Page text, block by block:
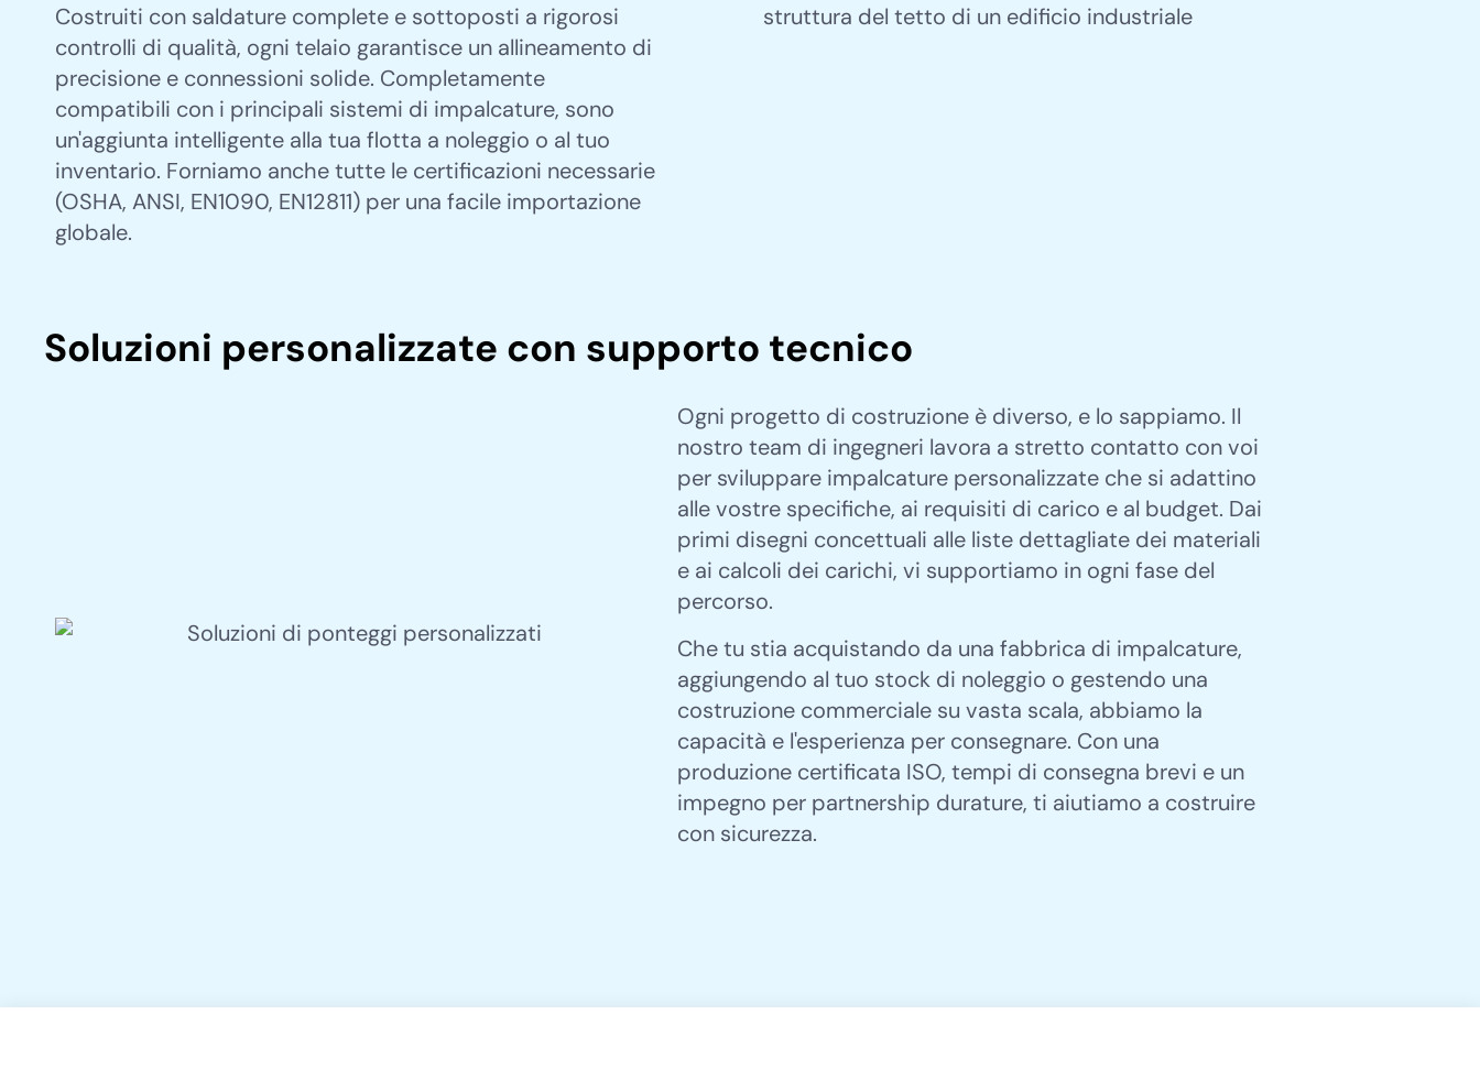
Costruiti con saldature complete e sottoposti a rigorosi
controlli di qualità, ogni telaio garantisce un allineamento di
precisione e connessioni solide. Completamente
compatibili con i principali sistemi di impalcature, sono
un'aggiunta intelligente alla tua flotta a noleggio o al tuo
inventario. Forniamo anche tutte le certificazioni necessarie
(OSHA, ANSI, EN1090, EN12811) per una facile importazione
globale.
Soluzioni personalizzate con supporto tecnico
Ogni progetto di costruzione è diverso, e lo sappiamo. Il
nostro team di ingegneri lavora a stretto contatto con voi
per sviluppare impalcature personalizzate che si adattino
alle vostre specifiche, ai requisiti di carico e al budget. Dai
primi disegni concettuali alle liste dettagliate dei materiali
e ai calcoli dei carichi, vi supportiamo in ogni fase del
percorso.
Che tu stia acquistando da una fabbrica di impalcature,
aggiungendo al tuo stock di noleggio o gestendo una
costruzione commerciale su vasta scala, abbiamo la
capacità e l'esperienza per consegnare. Con una
produzione certificata ISO, tempi di consegna brevi e un
impegno per partnership durature, ti aiutiamo a costruire
con sicurezza.